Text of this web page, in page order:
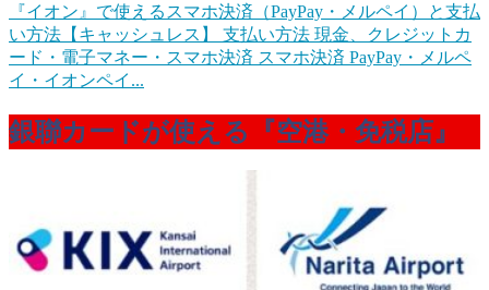
『イオン』で使えるスマホ決済（PayPay・メルペイ）と支払
い方法【キャッシュレス】
支払い方法 現金、クレジットカ
ード・電子マネー・スマホ決済 スマホ決済 PayPay・メルペ
イ・イオンペイ...
銀聯カードが使える『空港・免税店』